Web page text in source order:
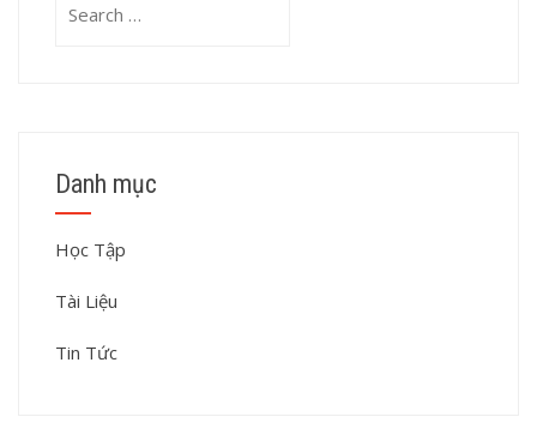
Danh mục
Học Tập
Tài Liệu
Tin Tức